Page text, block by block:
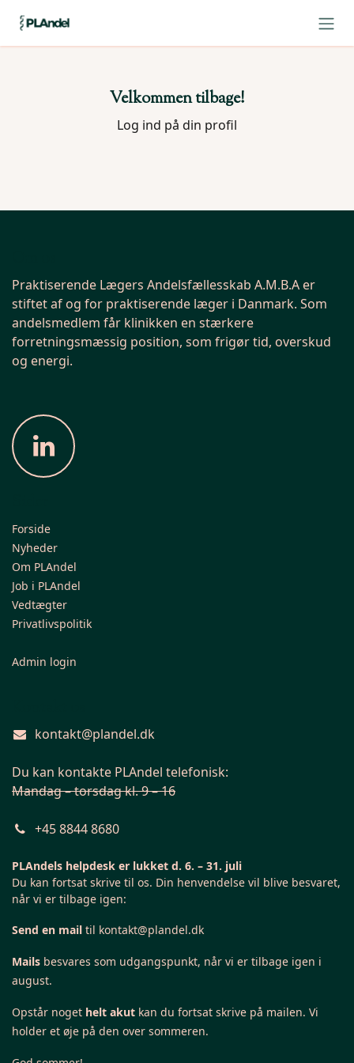
Velkommen tilbage!
Log ind på din profil
Praktiserende Lægers Andelsfællesskab A.M.B.A er
stiftet af og for praktiserende læger i Danmark. Som
andelsmedlem får klinikken en stærkere
forretningsmæssig position, som frigør tid, overskud
og energi.
Forside
Nyheder
Om PLAndel
Job i PLAndel
Vedtægter
Privatlivspolitik
Admin login
kontakt@plandel.dk
Du kan kontakte PLAndel telefonisk:
Mandag – torsdag kl. 9 – 16
+45 8844 8680
PLAndels helpdesk er lukket d. 6. – 31. juli
Du kan fortsat skrive til os. Din henvendelse vil blive besvaret,
når vi er tilbage igen:
Send en mail til kontakt@plandel.dk
Mails besvares som udgangspunkt, når vi er tilbage igen i
august.
Opstår noget helt akut kan du fortsat skrive på mailen. Vi
holder et øje på den over sommeren.